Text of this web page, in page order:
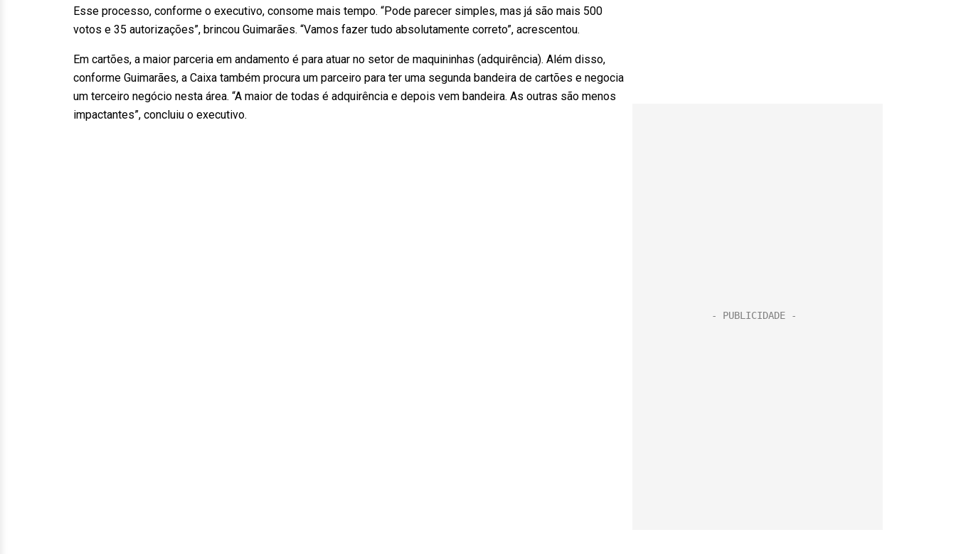
Esse processo, conforme o executivo, consome mais tempo. “Pode parecer simples, mas já são mais 500
votos e 35 autorizações”, brincou Guimarães. “Vamos fazer tudo absolutamente correto”, acrescentou.
Em cartões, a maior parceria em andamento é para atuar no setor de maquininhas (adquirência). Além disso,
conforme Guimarães, a Caixa também procura um parceiro para ter uma segunda bandeira de cartões e negocia
um terceiro negócio nesta área. “A maior de todas é adquirência e depois vem bandeira. As outras são menos
impactantes”, concluiu o executivo.